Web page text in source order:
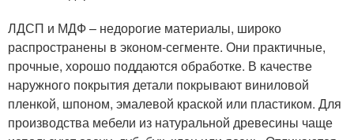
ЛДСП и МДФ – недорогие материалы, широко
распространены в эконом-сегменте. Они практичные,
прочные, хорошо поддаются обработке. В качестве
наружного покрытия детали покрывают виниловой
пленкой, шпоном, эмалевой краской или пластиком. Для
производства мебели из натуральной древесины чаще